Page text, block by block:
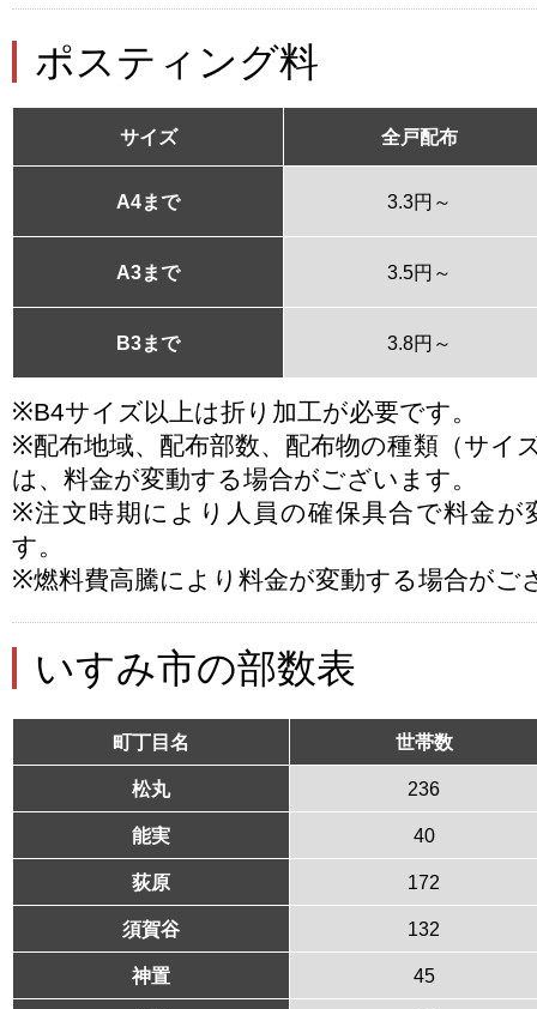
ポスティング料
サイズ 全戸配布
A4まで 3.3円～
A3まで 3.5円～
B3まで 3.8円～
※B4サイズ以上は折り加工が必要です。
※配布地域、配布部数、配布物の種類（サイ
は、料金が変動する場合がございます。
※注文時期により人員の確保具合で料金が
す。
※燃料費高騰により料金が変動する場合がご
いすみ市の部数表
町丁目名 世帯数
松丸 236
能実 40
荻原 172
須賀谷 132
神置 45